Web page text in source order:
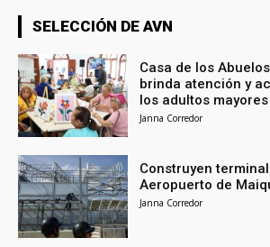
SELECCIÓN DE AVN
Casa de los
brinda atención y
los adultos mayores
Janna Corredor
Construyen
Aeropuerto de
Janna Corredor